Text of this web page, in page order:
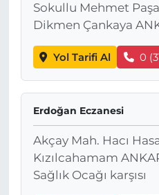
Sokullu Mehmet
Dikmen Çankaya
Yol Tarifi Al 0
Erdoğan Eczanesi
Akçay Mah. Hacı
Kızılcahamam
Sağlık Ocağı karşısı